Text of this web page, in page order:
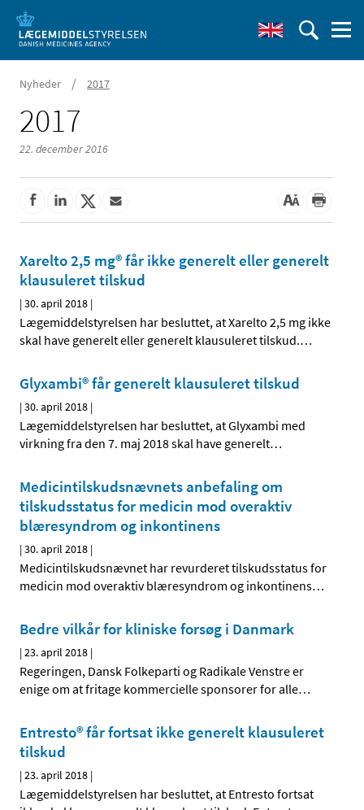
Nyheder / 2017
2017
22. december 2016
Xarelto 2,5 mg® får ikke generelt eller generelt
klausuleret tilskud
|30. april 2018 |
Lægemiddelstyrelsen har besluttet, at Xarelto 2,5 mg ikke
skal have generelt eller generelt klausuleret tilskud.…
Glyxambi® får generelt klausuleret tilskud
|30. april 2018 |
Lægemiddelstyrelsen har besluttet, at Glyxambi med
virkning fra den 7. maj 2018 skal have generelt…
Medicintilskudsnævnets anbefaling om
tilskudsstatus for medicin mod overaktiv
blæresyndrom og inkontinens
|30. april 2018 |
Medicintilskudsnævnet har revurderet tilskudsstatus for
medicin mod overaktiv blæresyndrom og inkontinens…
Bedre vilkår for kliniske forsøg i Danmark
|23. april 2018 |
Regeringen, Dansk Folkeparti og Radikale Venstre er
enige om at fritage kommercielle sponsorer for alle…
Entresto® får fortsat ikke generelt klausuleret
tilskud
|23. april 2018 |
Lægemiddelstyrelsen har besluttet, at Entresto fortsat